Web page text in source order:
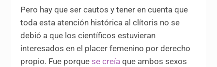
Pero hay que ser cautos y tener en cuenta que
toda esta atención histórica al clítoris no se
debió a que los científicos estuvieran
interesados en el placer femenino por derecho
propio. Fue porque se creía que ambos sexos